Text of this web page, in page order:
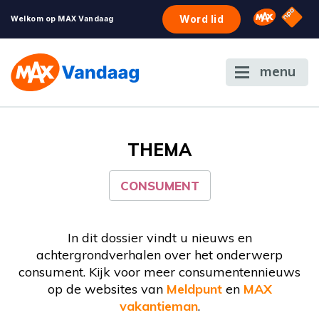
Welkom op MAX Vandaag Word lid Omroep
NPO
menu
THEMA
CONSUMENT
In dit dossier vindt u nieuws en
achtergrondverhalen over het onderwerp
consument. Kijk voor meer consumentennieuws
op de websites van Meldpunten MAX
vakantieman.